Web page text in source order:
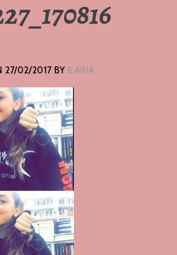
27/02/2017 BY ILARIA